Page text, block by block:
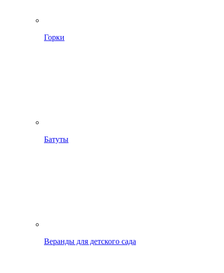
Горки
Батуты
Веранды для детского сада